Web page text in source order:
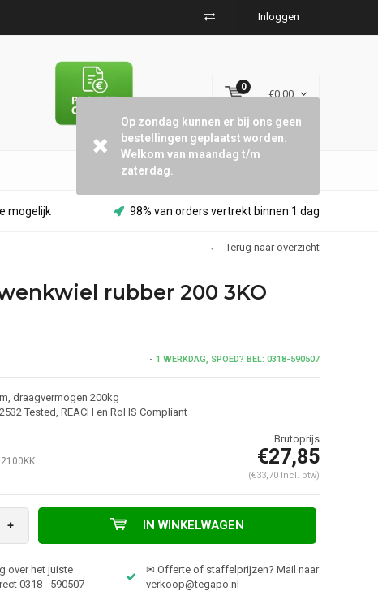
Inloggen
0
€0,00
mogelijk 98% van orders vertrekt binnen 1 dag
Welkom van maandag t/m
Terug naar overzicht
Afbeelding vergroten
rubber 200 3KO
- 1 WERKDAG, SPOED? BEL: 0318-590507
draagvermogen 200kg
Tested, REACH en RoHS Compliant
€27,85
(€33,70 Incl. btw)
+ IN WINKELWAGEN
over het juiste
0318 - 590507
✉ Offerte of staffelprijzen? Mail naar
verkoop@tegapo.nl